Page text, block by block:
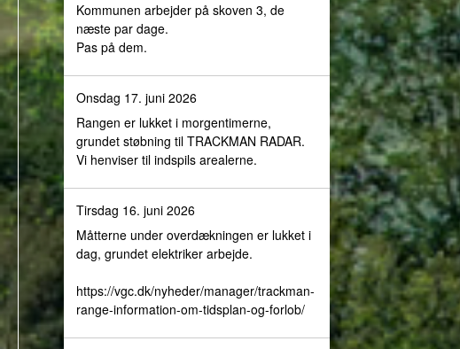
Kommunen arbejder på skoven 3, de
næste par dage.
Pas på dem.
Onsdag 17. juni 2026
Rangen er lukket i morgentimerne,
grundet støbning til TRACKMAN RADAR.
Vi henviser til indspils arealerne.
Tirsdag 16. juni 2026
Måtterne under overdækningen er lukket i
dag, grundet elektriker arbejde.
https://vgc.dk/nyheder/manager/trackman-
range-information-om-tidsplan-og-forlob/